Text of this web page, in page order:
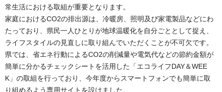
常生活における取組が重要となります。
家庭におけるCO2の排出源は、冷暖房、照明及び家電製品などにわ
たっており、県民一人ひとりが地球温暖化を自分ごととして捉え、
ライフスタイルの見直しに取り組んでいただくことが不可欠です。
県では、省エネ行動によるCO2の削減量や電気代などの節約金額が
簡単に分かるチェックシートを活用した「エコライフDAY＆WEE
K」の取組を行っており、今年度からスマートフォンでも簡単に取
り組めるよう専用サイトを設けました。